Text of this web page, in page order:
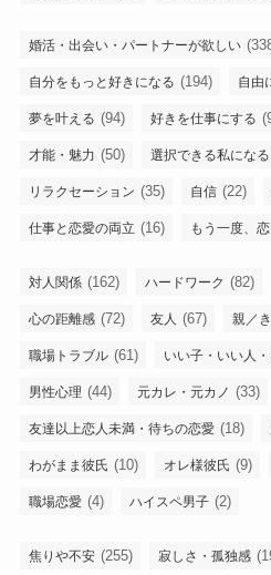
婚活・出会い・パートナーが欲しい
自分をもっと好きになる (194) 自由
夢を叶える (94) 好きを仕事にする
才能・魅力 (50) 選択できる私になる
リラクセーション (35) 自信 (22)
仕事と恋愛の両立 (16) もう一度、
対人関係 (162) ハードワーク (82)
心の距離感 (72) 友人 (67) 親／
職場トラブル (61) いい子・いい人
男性心理 (44) 元カレ・元カノ (33)
友達以上恋人未満・待ちの恋愛 (18)
わがまま彼氏 (10) オレ様彼氏 (9)
職場恋愛 (4) ハイスペ男子 (2)
焦りや不安 (255) 寂しさ・孤独感